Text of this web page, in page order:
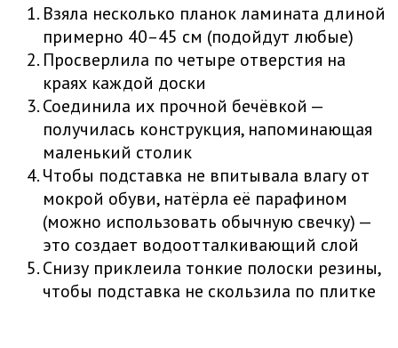
Взяла несколько планок ламината длиной
примерно 40–45 см (подойдут любые)
Просверлила по четыре отверстия на
краях каждой доски
Соединила их прочной бечёвкой —
получилась конструкция, напоминающая
маленький столик
Чтобы подставка не впитывала влагу от
мокрой обуви, натёрла её парафином
(можно использовать обычную свечку) —
это создает водоотталкивающий слой
Снизу приклеила тонкие полоски резины,
чтобы подставка не скользила по плитке